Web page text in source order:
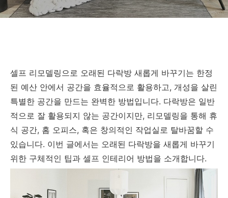
셀프 리모델링으로 오래된 다락방 새롭게 바꾸기는 한정
된 예산 안에서 공간을 효율적으로 활용하고, 개성을 살린
특별한 공간을 만드는 완벽한 방법입니다. 다락방은 일반
적으로 잘 활용되지 않는 공간이지만, 리모델링을 통해 휴
식 공간, 홈 오피스, 혹은 창의적인 작업실로 탈바꿈할 수
있습니다. 이번 글에서는 오래된 다락방을 새롭게 바꾸기
위한 구체적인 팁과 셀프 인테리어 방법을 소개합니다.